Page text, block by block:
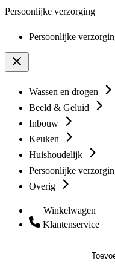
Persoonlijke verzorging
Persoonlijke
Wassen en drogen
Beeld & Geluid
Inbouw
Keuken
Huishoudelijk
Persoonlijke
Overig
Winkelwagen
Klantenservice